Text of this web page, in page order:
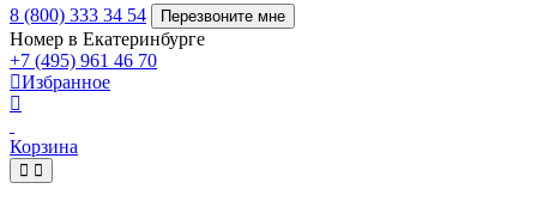
8 (800) 333 34 54
Перезвоните мне
Номер в Екатеринбурге
+7 (495) 961 46 70
Избранное
Корзина